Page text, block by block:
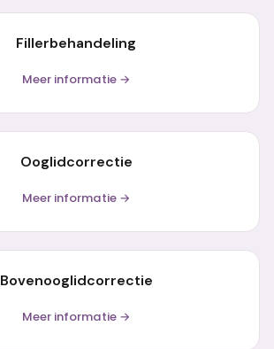
Fillerbehandeling
Meer informatie →
Ooglidcorrectie
Meer informatie →
Bovenooglidcorrectie
Meer informatie →